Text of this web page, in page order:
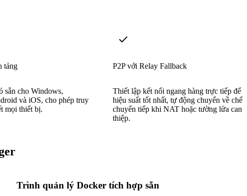
tảng
sẵn cho Windows,
và iOS, cho phép truy
mọi thiết bị.
P2P với Relay Fallback
Thiết lập kết nối ngang hàng trực tiếp để
hiệu suất tốt nhất, tự động chuyển về chế
chuyển tiếp khi NAT hoặc tường lửa can
thiệp.
Trình quản lý Docker tích hợp sẵn